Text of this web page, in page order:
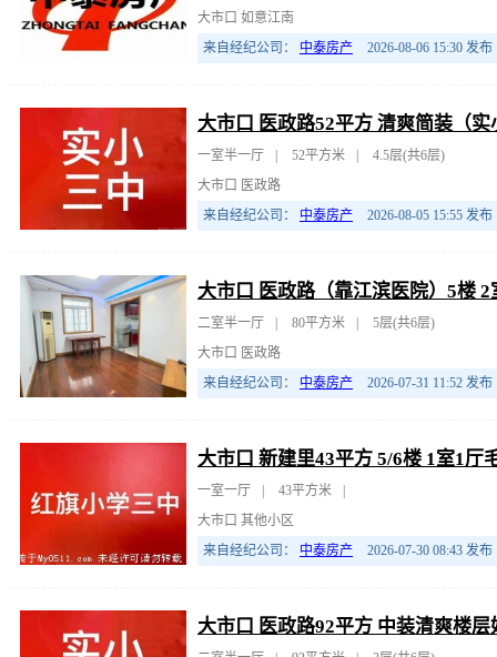
大市口 如意江南
来自经纪公司： 中泰房产 2026-08-06 15:30 发布
大市口 医政路52平方 清爽简装（
一室半一厅 52平方米
4.5层(共6层)
大市口 医政路
来自经纪公司： 中泰房产 2026-08-05 15:55 发布
大市口 医政路（靠江滨医院）5楼
二室半一厅 80平方米
5层(共6层)
大市口 医政路
来自经纪公司： 中泰房产 2026-07-31 11:52 发布
大市口 新建里43平方 5/6楼 1室1厅
一室一厅 43平方米
大市口 其他小区
来自经纪公司： 中泰房产 2026-07-30 08:43 发布
大市口 医政路92平方 中装清爽楼